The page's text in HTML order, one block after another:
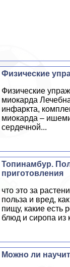
Физические
Физические
миокарда
инфаркта,
миокарда –
сердечной...
Топинамбур.
приготовления
что это за
польза и вред,
пищу, какие есть
блюд и сиропа из
Можно ли